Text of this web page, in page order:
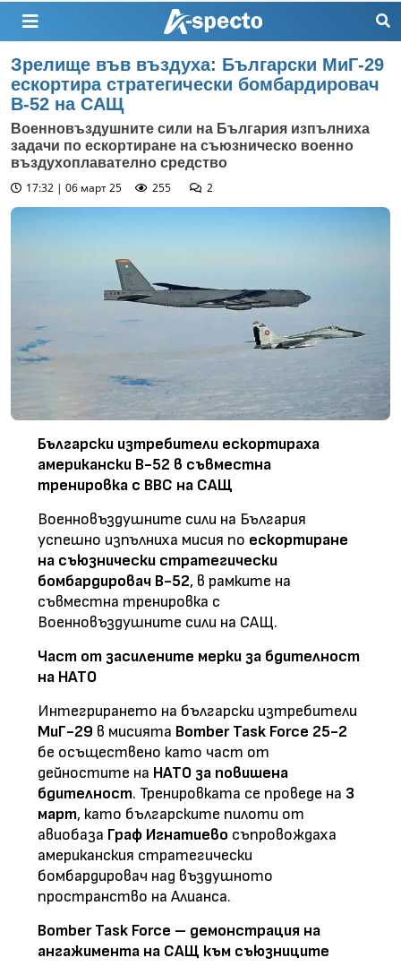
Зрелище във въздуха: Български МиГ-29
ескортира стратегически бомбардировач
B-52 на САЩ
Военновъздушните сили на България изпълниха
задачи по ескортиране на съюзническо военно
въздухоплавателно средство
17:32 | 06 март 25
255 2
Български изтребители ескортираха
американски B-52 в съвместна
тренировка с ВВС на САЩ
Военновъздушните сили на България
успешно изпълниха мисия по ескортиране
на съюзнически стратегически
бомбардировач B-52, в рамките на
съвместна тренировка с
Военновъздушните сили на САЩ.
Част от засилените мерки за бдителност
на НАТО
Интегрирането на български изтребители
МиГ-29 в мисията Bomber Task Force 25-2
бе осъществено като част от
дейностите на НАТО за повишена
бдителност. Тренировката се проведе на 3
март, като българските пилоти от
авиобаза Граф Игнатиево съпровождаха
американския стратегически
бомбардировач над въздушното
пространство на Алианса.
Bomber Task Force – демонстрация на
ангажимента на САЩ към съюзниците